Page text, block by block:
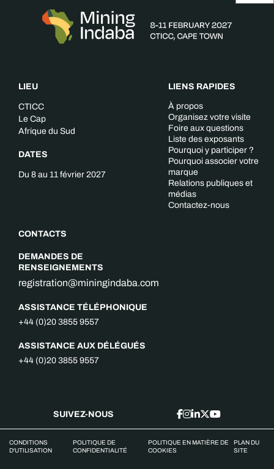
LIEU
CTICC
Le Cap
Afrique du Sud
DATES
Du 8 au 11 février 2027
CONTACTS
DEMANDES DE
RENSEIGNEMENTS
registration@miningindaba.com
ASSISTANCE TÉLÉPHONIQUE
+44 (0)20 3855 9557
ASSISTANCE AUX DÉLÉGUÉS
+44 (0)20 3855 9557
LIENS RAPIDES
À propos
Organisez votre visite
Foire aux questions
Liste des exposants
Pourquoi y participer ?
Pourquoi associer votre
marque
Relations publiques et
médias
Contactez-nous
SUIVEZ-NOUS
CONDITIONS
D'UTILISATION
POLITIQUE DE
CONFIDENTIALITÉ
POLITIQUE EN MATIÈRE DE
COOKIES
PLAN DU
SITE